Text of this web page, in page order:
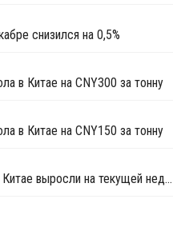
снизился на 0,5%
в Китае на CNY300 за тонну
в Китае на CNY150 за тонну
Запасы бензола в Восточном Китае выросли на текущей неделе